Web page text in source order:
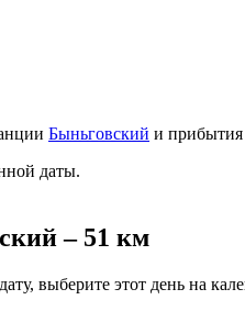
Быньговский и
даты.
– 51 км
выберите этот день на